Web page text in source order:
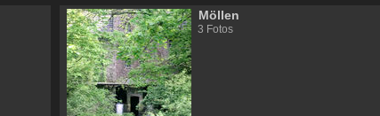
Möllen
3 Fotos